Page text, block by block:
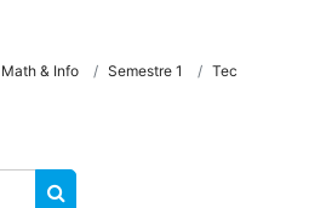
& Info Semestre 1 Tec